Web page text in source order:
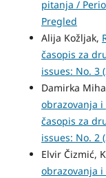
pitanja /
Pregled
Alija Kožljak,
časopis za
issues: No. 3
Damirka
obrazovanja
časopis za
issues: No. 2
Elvir Čizmić,
obrazovanja